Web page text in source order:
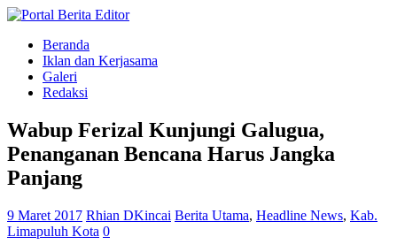
Beranda
Iklan dan Kerjasama
Galeri
Redaksi
Wabup Ferizal Kunjungi Galugua,
Penanganan Bencana Harus Jangka
Panjang
9 Maret 2017 Rhian DKincai Berita Utama, Headline News, Kab.
Limapuluh Kota 0